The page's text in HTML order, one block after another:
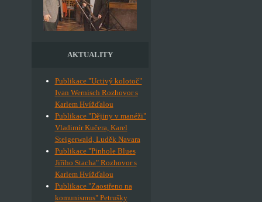
AKTUALITY
Publikace "Uctivý kolotoč"
Ivan Wernisch Rozhovor s
Karlem Hvížďalou
Publikace "Dějiny v manéži"
Vladimír Kučera, Karel
Steigerwald, Luděk Navara
Publikace "Pinhole Blues
Jiřího Stacha" Rozhovor s
Karlem Hvížďalou
Publikace "Zaostřeno na
komunismus" Petrušky